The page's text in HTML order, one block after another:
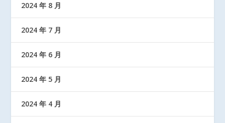
2024 年 8 月
2024 年 7 月
2024 年 6 月
2024 年 5 月
2024 年 4 月